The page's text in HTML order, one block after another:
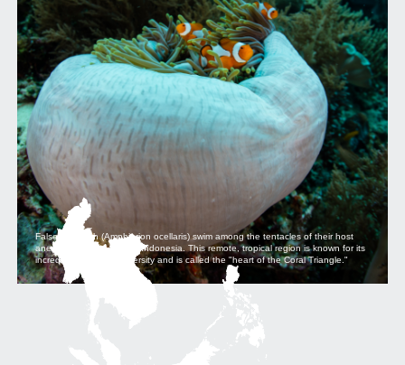
False clownfish (Amphiprion ocellaris) swim among the tentacles of their host
anemone in Raja Ampat, Indonesia. This remote, tropical region is known for its
incredible marine biodiversity and is called the "heart of the Coral Triangle."